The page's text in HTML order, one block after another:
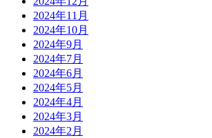
2024年11月
2024年10月
2024年9月
2024年7月
2024年6月
2024年5月
2024年4月
2024年3月
2024年2月